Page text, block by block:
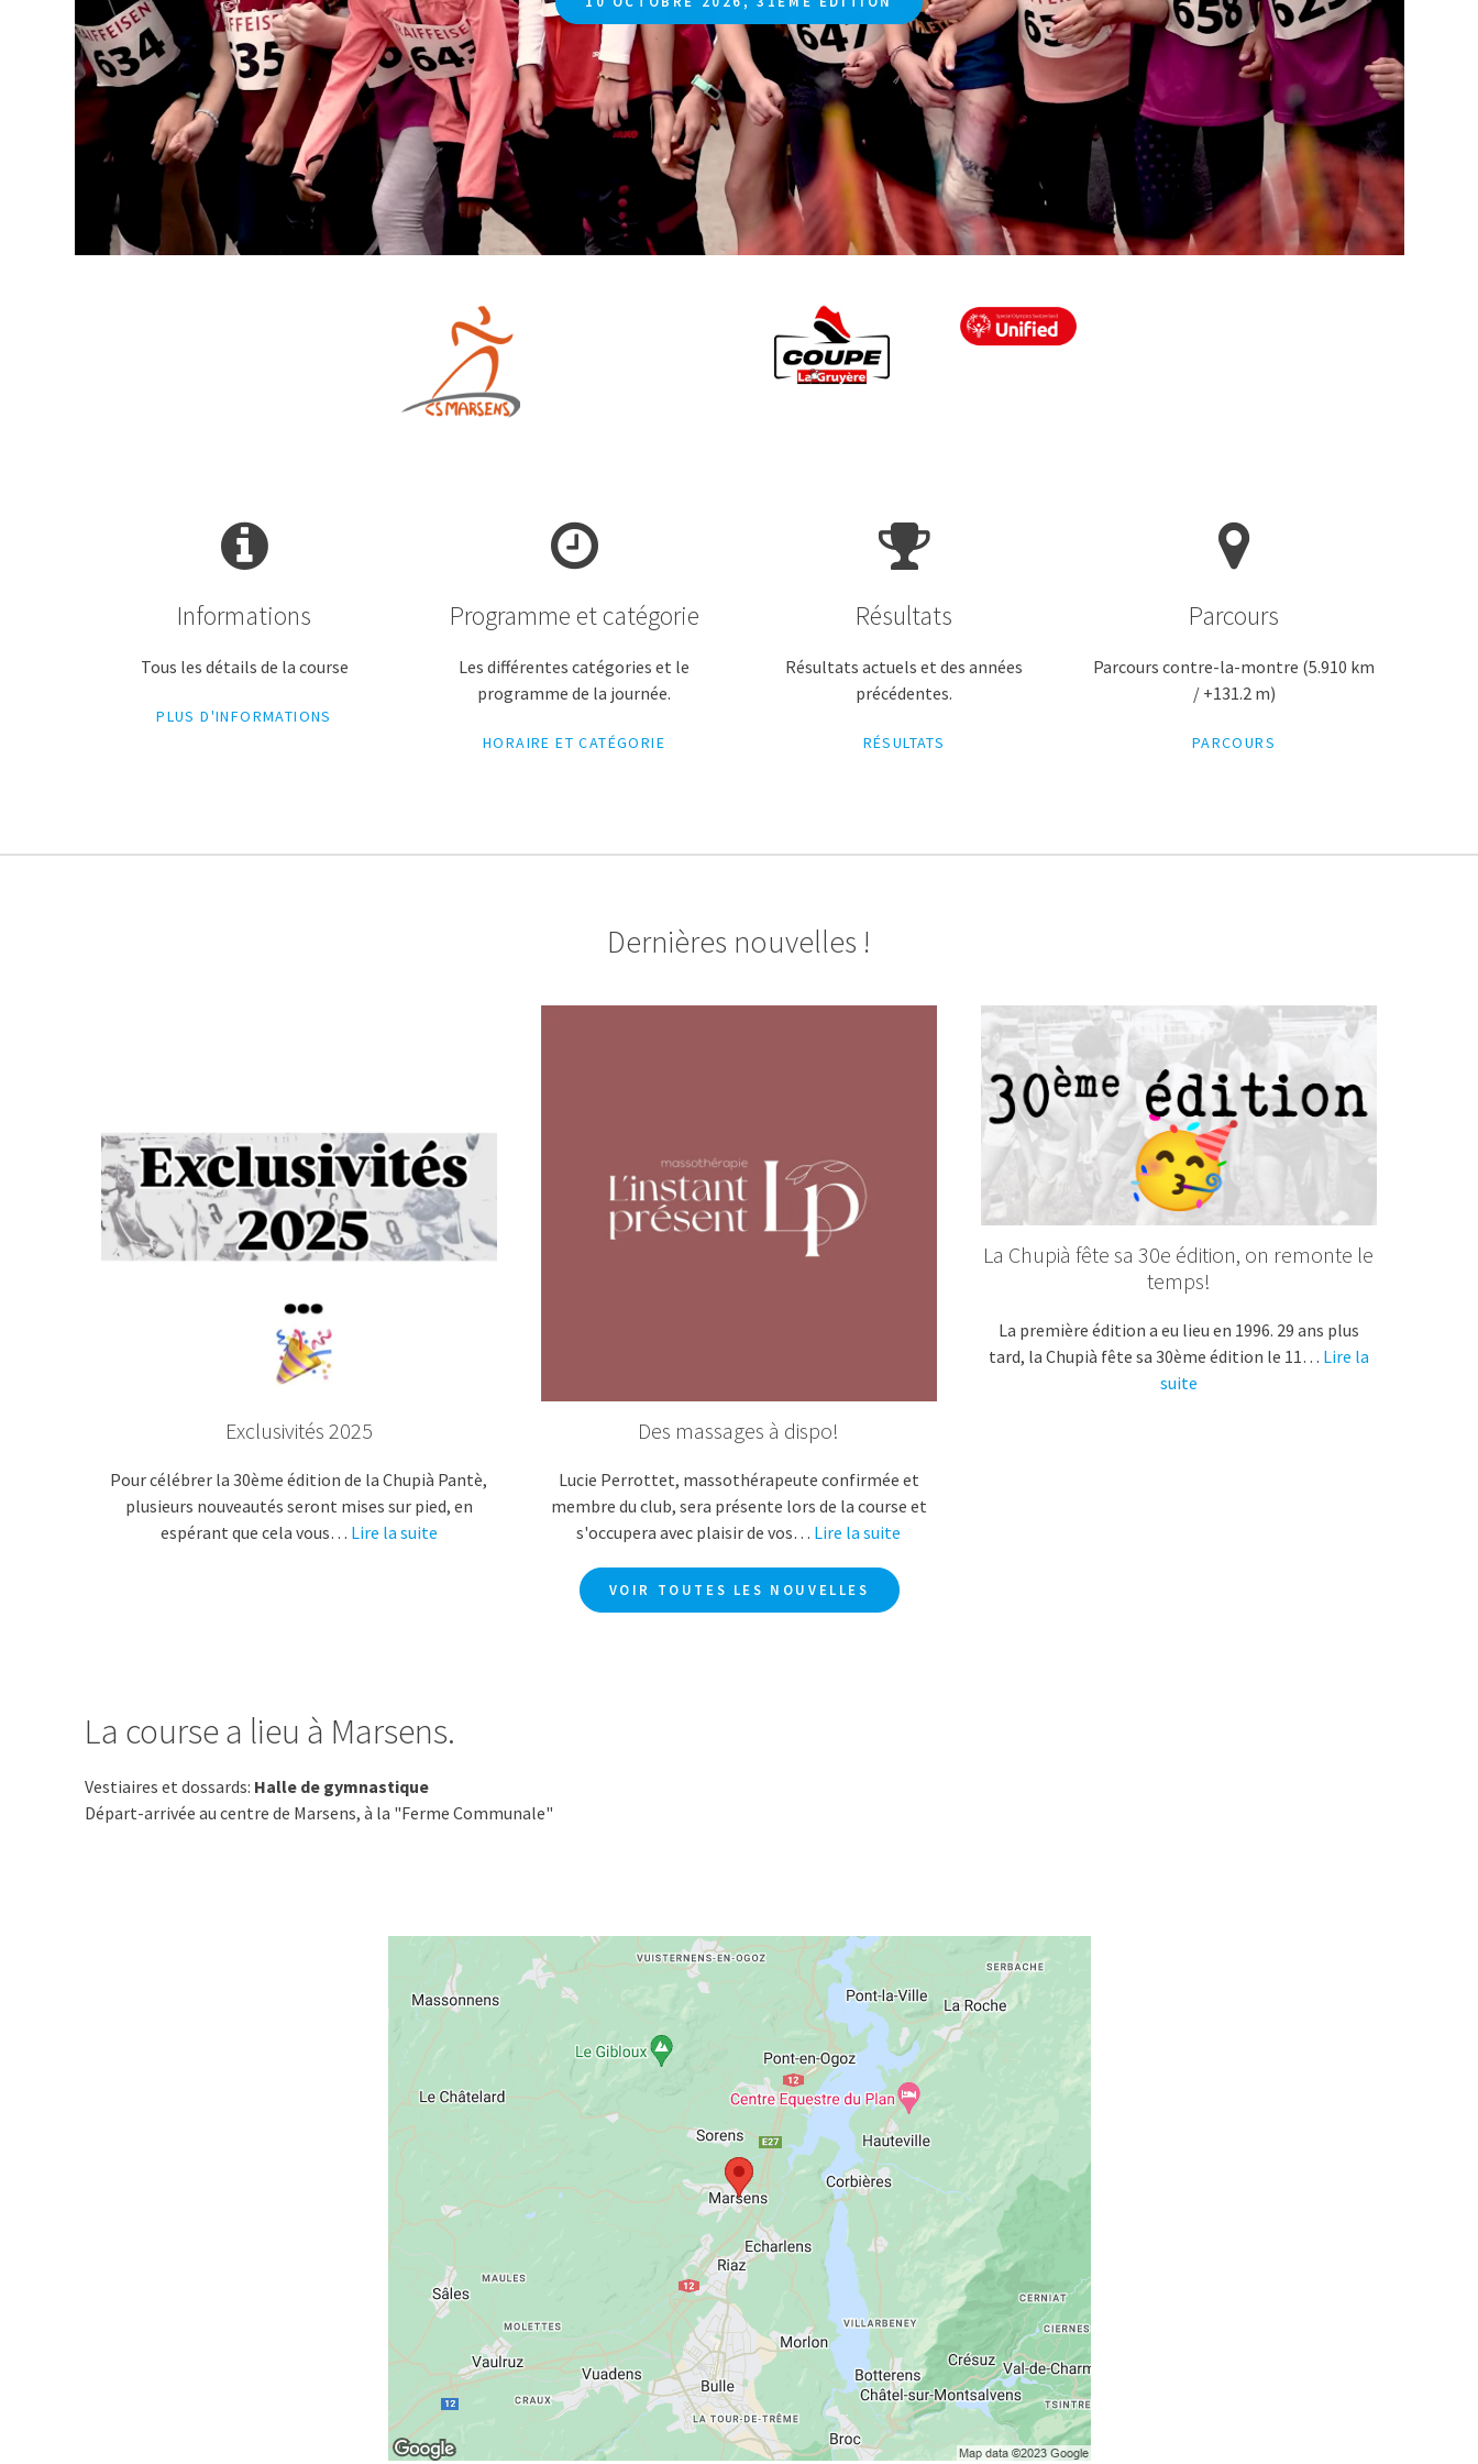
Informations
Tous les détails de la course
PLUS D'INFORMATIONS
Programme et catégorie
Les différentes catégories et le
programme de la journée.
HORAIRE ET CATÉGORIE
Résultats
Résultats actuels et des années
précédentes.
RÉSULTATS
Parcours
Parcours contre-la-montre (5.910 km
/ +131.2 m)
PARCOURS
Dernières nouvelles !
Exclusivités 2025
Pour célébrer la 30ème édition de la Chupià Pantè,
plusieurs nouveautés seront mises sur pied, en
espérant que cela vous… Lire la suite
Des massages à dispo!
Lucie Perrottet, massothérapeute confirmée et
membre du club, sera présente lors de la course et
s'occupera avec plaisir de vos… Lire la suite
La Chupià fête sa 30e édition, on remonte le
temps!
La première édition a eu lieu en 1996. 29 ans plus
tard, la Chupià fête sa 30ème édition le 11… Lire la
suite
VOIR TOUTES LES NOUVELLES
La course a lieu à Marsens.
Vestiaires et dossards: Halle de gymnastique
Départ-arrivée au centre de Marsens, à la "Ferme Communale"